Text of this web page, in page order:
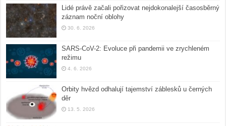
Lidé právě začali pořizovat nejdokonalejší časosběrný
záznam noční oblohy
30. 6. 2026
SARS-CoV-2: Evoluce při pandemii ve zrychleném
režimu
4. 6. 2026
Orbity hvězd odhalují tajemství záblesků u černých
děr
13. 5. 2026